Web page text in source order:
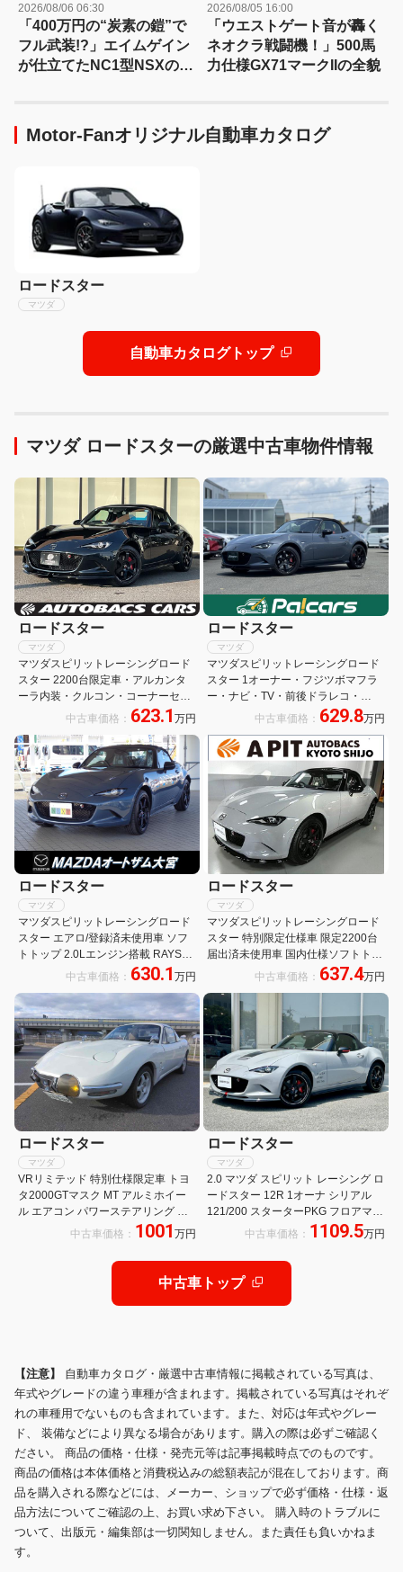
2026/08/06 06:30
「400万円の“炭素の鎧”で
フル武装!?」エイムゲイン
が仕立てたNC1型NSXの本
2026/08/05 16:00
「ウエストゲート音が轟く
ネオクラ戦闘機！」500馬
力仕様GX71マークIIの全貌
Motor-Fanオリジナル自動車カタログ
ロードスター
マツダ
自動車カタログトップ
マツダ ロードスターの厳選中古車物件情報
ロードスター
マツダ
マツダスピリットレーシングロード
スター 2200台限定車・アルカンタ
ーラ内装・クルコン・コーナーセン
サー・ETC・ドラレコ・シートヒー
ルセグ・アップルカープレイ・純正
オプションフジツボ匠マフラー
中古車価格： 623.1 万円
ロードスター
マツダ
マツダスピリットレーシングロード
スター 1オーナー・フジツボマフラ
ー・ナビ・TV・前後ドラレコ・
ETC・バックカメラ・親水ブルーミ
RAYSホイール・Bremboキャリパ
ー・専用フロアマット・保証継承
中古車価格： 629.8万円
ロードスター
マツダ
マツダスピリットレーシングロード
スター エアロ/登録済未使用車 ソフ
トトップ 2.0Lエンジン搭載 RAYS社
鍛造アルミホイール 運転席・助手席
シートヒーター 8.8インチディスプ
レイ AppleCarPlay/AndroidAuto
中古車価格： 630.1 万円
ロードスター
マツダ
マツダスピリットレーシングロード
スター 特別限定仕様車 限定2200台
届出済未使用車 国内仕様ソフトトッ
プモデル初2Lエンジン レーダークル
ーズコントロール 8.8インチディス
プレイ ハーフレザーシート 前後セン
サー LEDヘッドライト
中古車価格： 637.4万円
ロードスター
マツダ
VRリミテッド 特別仕様限定車 トヨ
タ2000GTマスク MT アルミホイー
ル エアコン パワーステアリング パ
ワーウィンドウ中古車価格： 1001 万円
ロードスター
マツダ
2.0 マツダ スピリット レーシング ロ
ードスター 12R 1オーナ シリアル
121/200 スターターPKG フロアマッ
ト ドラレコ スマートキー 保証書
RAYS製17インチAW マツダコネク
ト 8.8インチディスプレイ
中古車価格： 1109.5万円
中古車トップ
【注意】 自動車カタログ・厳選中古車情報に掲載されている写真は、
年式やグレードの違う車種が含まれます。掲載されている写真はそれぞ
れの車種用でないものも含まれています。また、対応は年式やグレー
ド、 装備などにより異なる場合があります。購入の際は必ずご確認く
ださい。 商品の価格・仕様・発売元等は記事掲載時点でのものです。
商品の価格は本体価格と消費税込みの総額表記が混在しております。商
品を購入される際などには、メーカー、ショップで必ず価格・仕様・返
品方法についてご確認の上、お買い求め下さい。 購入時のトラブルに
ついて、出版元・編集部は一切関知しません。また責任も負いかねま
す。